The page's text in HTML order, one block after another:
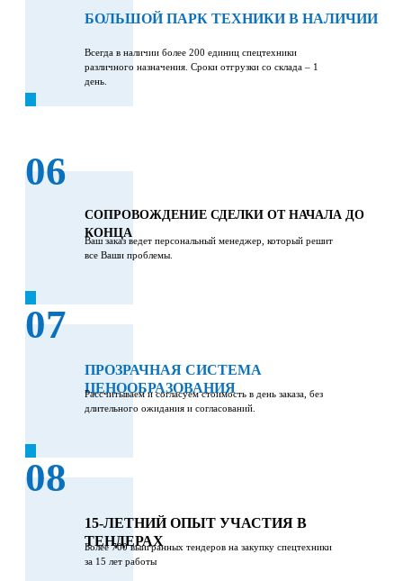
БОЛЬШОЙ ПАРК ТЕХНИКИ В НАЛИЧИИ
Всегда в наличии более 200 единиц спецтехники
различного назначения. Сроки отгрузки со склада – 1
день.
06
СОПРОВОЖДЕНИЕ СДЕЛКИ ОТ НАЧАЛА ДО
КОНЦА
Ваш заказ ведет персональный менеджер, который решит
все Ваши проблемы.
07
ПРОЗРАЧНАЯ СИСТЕМА
ЦЕНООБРАЗОВАНИЯ
Рассчитываем и согласуем стоимость в день заказа, без
длительного ожидания и согласований.
08
15-ЛЕТНИЙ ОПЫТ УЧАСТИЯ В
ТЕНДЕРАХ
Более 700 выигранных тендеров на закупку спецтехники
за 15 лет работы